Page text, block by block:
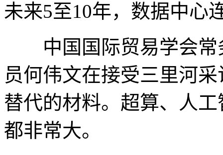
未来5至10年，数据中心
中国国际贸易学会常
员何伟文在接受三里河
替代的材料。超算、人
都非常大。